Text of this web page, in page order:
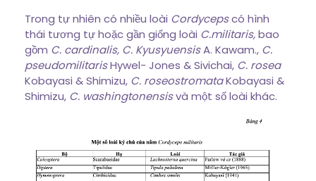
Trong tự nhiên có nhiều loài Cordycepscó hình
thái tương tự hoặc gần giống loài C.militaris,bao
gồm C. cardinalis, C. KyusyuensisA. Kawam., C.
pseudomilitarisHywel- Jones & Sivichai, C. rosea
Kobayasi & Shimizu, C. roseostromataKobayasi &
Shimizu, C. washingtonensisvà một số loài khác.